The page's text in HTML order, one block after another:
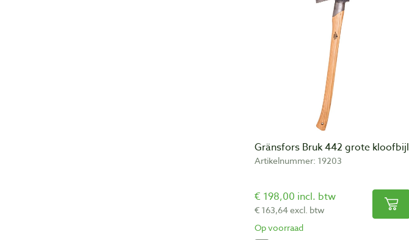
Gränsfors Bruk 442 grote kloofbijl
Artikelnummer: 19203
€ 198,00 incl. btw
€ 163,64 excl. btw
Op voorraad